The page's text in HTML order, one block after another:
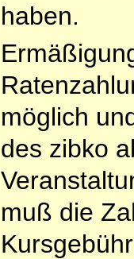
haben.
möglich
des zibko
muß die